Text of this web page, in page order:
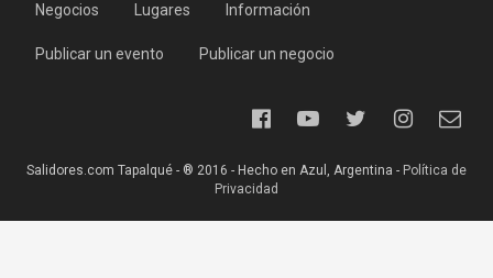
Negocios Lugares Información
Publicar un evento Publicar un negocio
Salidores.com Tapalqué - ® 2016 - Hecho en Azul, Argentina - Política de
Privacidad